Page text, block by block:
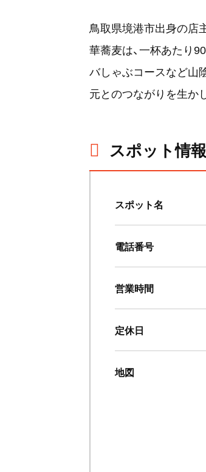
鳥取県境港市出身の店
華蕎麦は、一杯あたり
バしゃぶコースなど山
元とのつながりを生か
スポット情報
スポット名
電話番号
営業時間
定休日
地図